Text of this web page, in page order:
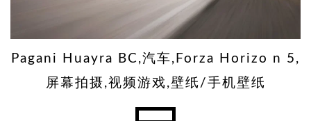
Pagani Huayra BC,汽车,Forza Horizo​​ n 5,
屏幕拍摄,视频游戏,壁纸/手机壁纸